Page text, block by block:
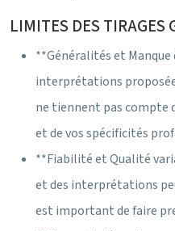
LIMITES DES TIRAGES
**Généralités et
interprétations
ne tiennent pas compte
et de vos spécificités
**Fiabilité et Qualité
et des interprétations
est important de faire